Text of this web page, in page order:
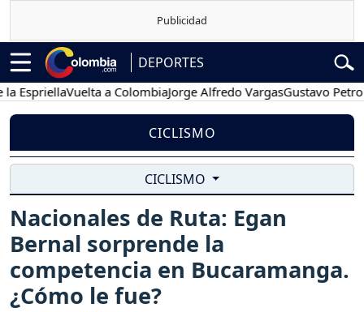
DEPORTES
Vuelta a ColombiaJorge Alfredo VargasGustavo Petro
CICLISMO
CICLISMO
Nacionales de Ruta: Egan
Bernal sorprende la
competencia en Bucaramanga.
¿Cómo le fue?